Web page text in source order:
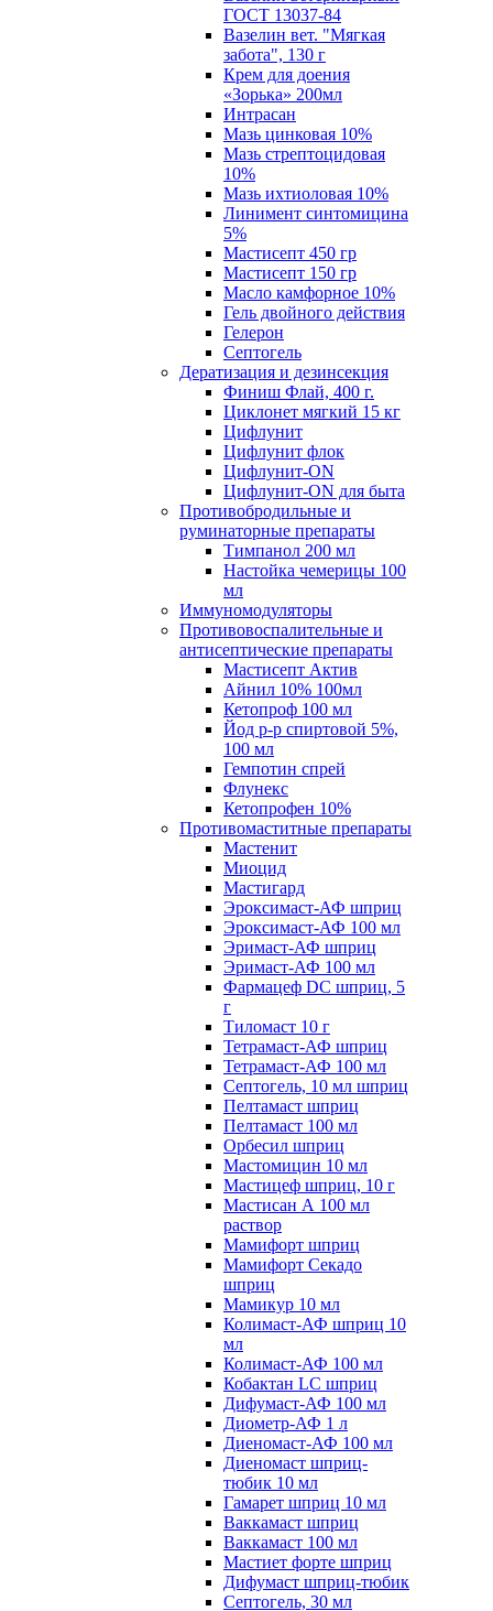
ГОСТ 13037-84
Вазелин вет. "Мягкая
забота", 130 г
Крем для доения
«Зорька» 200мл
Интрасан
Мазь цинковая 10%
Мазь стрептоцидовая
10%
Мазь ихтиоловая 10%
Линимент синтомицина
5%
Мастисепт 450 гр
Мастисепт 150 гр
Масло камфорное 10%
Гель двойного действия
Гелерон
Септогель
Дератизация и дезинсекция
Финиш Флай, 400 г.
Циклонет мягкий 15 кг
Цифлунит
Цифлунит флок
Цифлунит-ON
Цифлунит-ON для быта
Противобродильные и
руминаторные препараты
Тимпанол 200 мл
Настойка чемерицы 100
мл
Иммуномодуляторы
Противовоспалительные и
антисептические препараты
Мастисепт Актив
Айнил 10% 100мл
Кетопроф 100 мл
Йод р-р спиртовой 5%,
100 мл
Гемпотин спрей
Флунекс
Кетопрофен 10%
Противомаститные препараты
Мастенит
Миоцид
Мастигард
Эроксимаст-АФ шприц
Эроксимаст-АФ 100 мл
Эримаст-АФ шприц
Эримаст-АФ 100 мл
Фармацеф DC шприц, 5
г
Тиломаст 10 г
Тетрамаст-АФ шприц
Тетрамаст-АФ 100 мл
Септогель, 10 мл шприц
Пелтамаст шприц
Пелтамаст 100 мл
Орбесил шприц
Мастомицин 10 мл
Мастицеф шприц, 10 г
Мастисан А 100 мл
раствор
Мамифорт шприц
Мамифорт Секадо
шприц
Мамикур 10 мл
Колимаст-АФ шприц 10
мл
Колимаст-АФ 100 мл
Кобактан LC шприц
Дифумаст-АФ 100 мл
Диометр-АФ 1 л
Диеномаст-АФ 100 мл
Диеномаст шприц-
тюбик 10 мл
Гамарет шприц 10 мл
Ваккамаст шприц
Ваккамаст 100 мл
Мастиет форте шприц
Дифумаст шприц-тюбик
Септогель, 30 мл